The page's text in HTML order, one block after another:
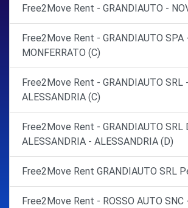
Free2Move Rent - GRANDIAUTO -
Free2Move Rent - GRANDIAUTO SPA
MONFERRATO (C)
Free2Move Rent - GRANDIAUTO SRL -
ALESSANDRIA (C)
Free2Move Rent - GRANDIAUTO SRL
ALESSANDRIA - ALESSANDRIA (D)
Free2Move Rent GRANDIAUTO SRL
Free2Move Rent - ROSSO AUTO SNC